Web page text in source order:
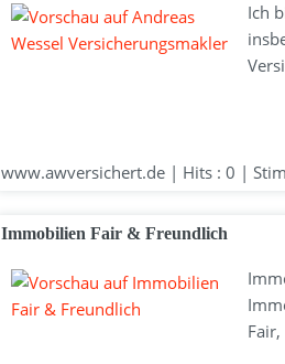
Ich
www.awversichert.de | Hits : 0 |
Immobilien Fair & Freundlich